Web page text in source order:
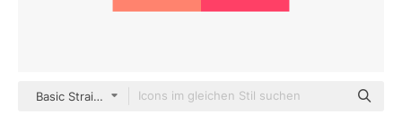
Basic Straight Flat